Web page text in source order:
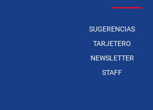
SUGERENCIAS
TARJETERO
NEWSLETTER
STAFF